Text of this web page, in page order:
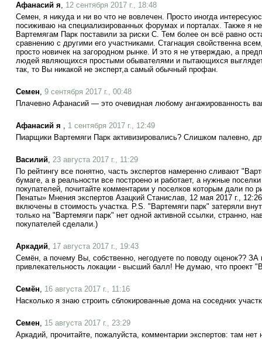
Афанасий я, 12 сентября 2017 г., 18:48
Семен, я никуда и ни во что не вовлечен. Просто иногда
посиживаю на специализированных форумах и порталах. Также я
Вартемягам Парк поставили за риски С. Тем более он всё равно
сравнению с другими его участниками. Стагнация свойственна
просто новичек на загородном рынке. И это я не утверждаю, а
людей являющихся простыми обывателями и пытающихся
так, то Вы никакой не эксперт,а самый обычный профан.
Семен, 9 сентября 2017 г., 00:48
Плачевно Афанасий — это очевидная любому ангажированность
Афанасий я , 1 сентября 2017 г., 12:49
Пиарщики Вартемяги Парк активизировались? Слишком палевно,
Василий, 23 августа 2017 г., 11:29
По рейтингу все понятно, часть экспертов намеренно сливают
бумаге, а в реальности все построено и работает, а нужные
покупателей, почитайте комментарии у поселков которым дали по
Пенаты» Мнения экспертов Азацкий Станислав, 12 мая 2017 г.,
включены в стоимость участка. P.S. "Вартемяги парк" затеряли
только на "Вартемяги парк" нет одной активной ссылки, странно,
покупателей сделали.)
Аркадий, 17 августа 2017 г., 19:43
Семён, а почему Вы, собственно, негодуете по поводу оценок?? ЗА
привлекательность локации - высший балл! Не думаю, что проект
Семён, 16 августа 2017 г., 11:16
Насколько я знаю строить сблокированные дома на соседних
Семен, 15 августа 2017 г., 23:29
Аркадий, прочитайте, пожалуйста, комментарии экспертов: там